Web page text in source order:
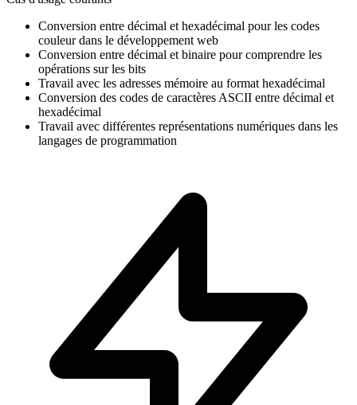
Conversion entre décimal et hexadécimal pour les codes
couleur dans le développement web
Conversion entre décimal et binaire pour comprendre les
opérations sur les bits
Travail avec les adresses mémoire au format hexadécimal
Conversion des codes de caractères ASCII entre décimal et
hexadécimal
Travail avec différentes représentations numériques dans les
langages de programmation